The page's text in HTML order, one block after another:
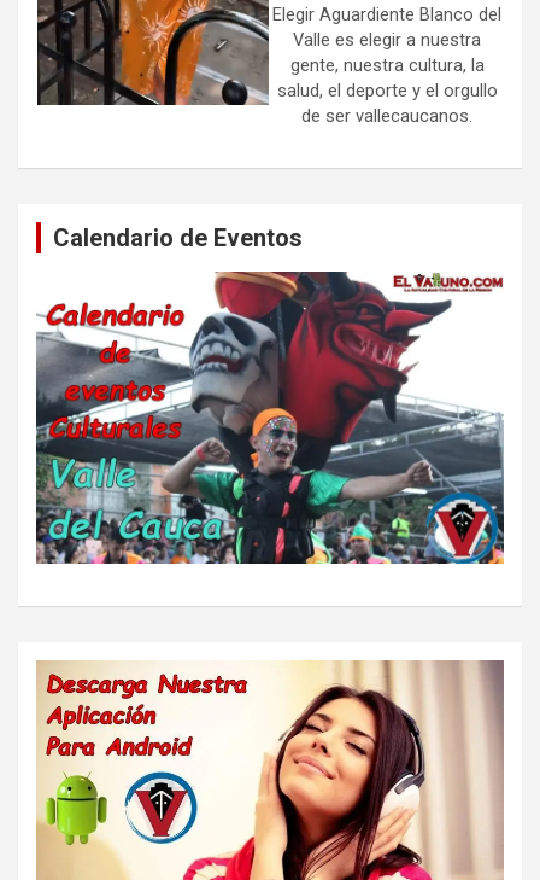
Elegir Aguardiente Blanco del
Valle es elegir a nuestra
gente, nuestra cultura, la
salud, el deporte y el orgullo
de ser vallecaucanos.
Calendario de Eventos